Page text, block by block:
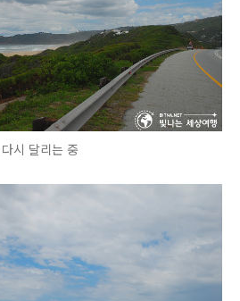
다시 달리는 중